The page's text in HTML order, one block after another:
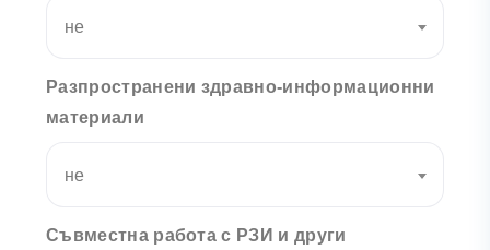
не
Разпространени здравно-информационни
материали
не
Съвместна работа с РЗИ и други